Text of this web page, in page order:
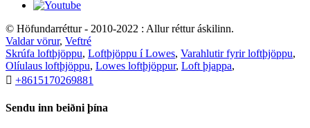
© Höfundarréttur - 2010-2022 : Allur réttur áskilinn.
Valdar vörur, Veftré
Skrúfa loftþjöppu, Loftþjöppu í Lowes, Varahlutir fyrir loftþjöppu,
Olíulaus loftþjöppu, Lowes loftþjöppur, Loft þjappa,
 +8615170269881
Sendu inn beiðni þína